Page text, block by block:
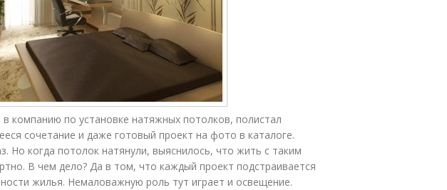
компанию по установке натяжных потолков, полистал
сочетание и даже готовый проект на фото в каталоге.
Но когда потолок натянули, выяснилось, что жить с таким
В чем дело? Да в том, что каждый проект подстраивается
жилья. Немаловажную роль тут играет и освещение.